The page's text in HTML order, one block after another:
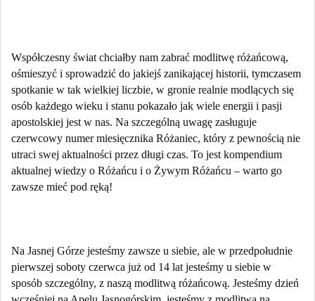
Współczesny świat chciałby nam zabrać modlitwę różańcową,
ośmieszyć i sprowadzić do jakiejś zanikającej historii, tymczasem
spotkanie w tak wielkiej liczbie, w gronie realnie modlących się
osób każdego wieku i stanu pokazało jak wiele energii i pasji
apostolskiej jest w nas. Na szczególną uwagę zasługuje
czerwcowy numer miesięcznika Różaniec, który z pewnością nie
utraci swej aktualności przez długi czas. To jest kompendium
aktualnej wiedzy o Różańcu i o Żywym Różańcu – warto go
zawsze mieć pod ręką!
Na Jasnej Górze jesteśmy zawsze u siebie, ale w przedpołudnie
pierwszej soboty czerwca już od 14 lat jesteśmy u siebie w
sposób szczególny, z naszą modlitwą różańcową. Jesteśmy dzień